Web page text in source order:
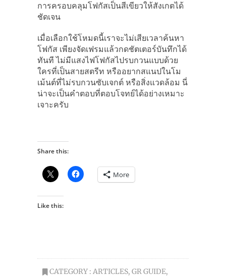
การครอบคลุมโฟกัสเป็นสีเขียวให้สังเกตได้
ชัดเจน
เมื่อเลือกใช้โหมดนี้เราจะไม่เสียเวลาค้นหา
โฟกัส เพียงจัดเฟรมแล้วกดชัตเตอร์บันทึกได้
ทันที ไม่มีแสงไฟโฟกัสไปรบกวนแบบด้วย
ใครที่เป็นสายสตรีท หรืออยากสแนปในโม
เม้นต์ที่ไม่รบกวนซับเจกต์ หรือสิ่งแวดล้อม นี่
น่าจะเป็นคำตอบที่ตอบโจทย์ได้อย่างเหมาะ
เจาะครับ
Share this:
More
Like this:
CATEGORY : ARTICLES, GR GUIDE,